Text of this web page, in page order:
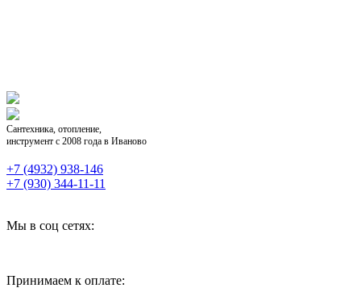
Сантехника, отопление,
инструмент с 2008 года в Иваново
+7 (4932) 938-146
+7 (930) 344-11-11
Мы в соц сетях:
Принимаем к оплате: